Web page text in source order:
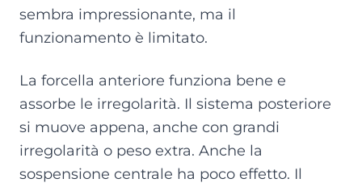
sembra impressionante, ma il
funzionamento è limitato.
La forcella anteriore funziona bene e
assorbe le irregolarità. Il sistema posteriore
si muove appena, anche con grandi
irregolarità o peso extra. Anche la
sospensione centrale ha poco effetto. Il